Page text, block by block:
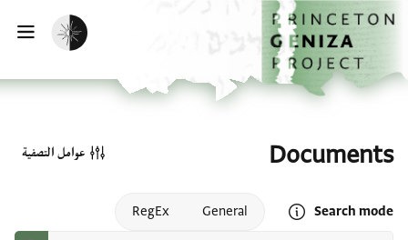
تخطي إلى المحتوى الرئيسي
الصفحة الرئيسية
تفعيل الوضع المظلم
Documents
Search mode
Open search mode help
General
RegEx
عوامل التصفية